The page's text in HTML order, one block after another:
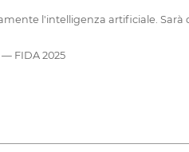
l'intelligenza artificiale.
FIDA 2025